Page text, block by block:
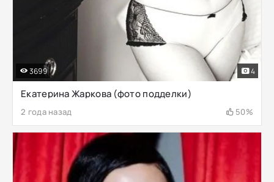
Екатерина Жаркова (фото подделки)
2 года назад 50%
3699 4